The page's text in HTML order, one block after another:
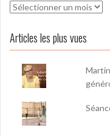
Archives
Articles les plus vues